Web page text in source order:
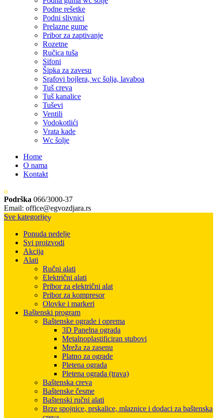
Podne rešetke
Podni slivnici
Prelazne gume
Pribor za zaptivanje
Rozetne
Ručica tuša
Sifoni
Šipka za zavesu
Srafovi bojlera, wc šolja, lavaboa
Tuš creva
Tuš kanalice
Tuševi
Ventili
Vodokotlići
Vrata kade
Wc šolje
Home
O nama
Kontakt
Podrška 066/3000-37
Email: office@egvozdjara.rs
Sve kategorije
Ponuda nedelje
Svi proizvodi
Akcija
Alati
Ručni alati
Električni alati
Pribor za električni alat
Pribor za kompresor
Olovke i markeri
Baštenski program
Baštenske ograde i oprema
3D Panelna ograda
Metalnoplastificiran stubovi
Mreža za zasenu
Platno za ograde
Pletena ograda
Pletena ograda (trava)
Baštenska creva
Baštenske česme
Baštenski ručni alati
Brze spojnice, prskalice, mlaznice i dodaci za baštenska